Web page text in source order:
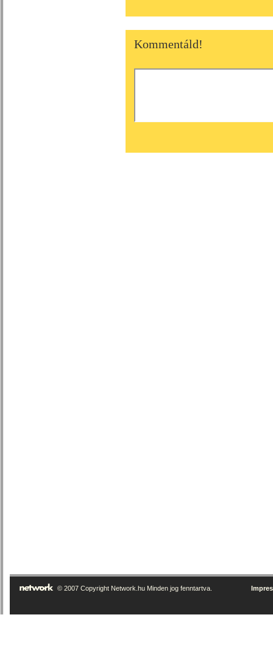
Kommentáld!
© 2007 Copyright Network.hu Minden jog fenntartva.